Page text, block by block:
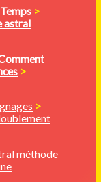
>
astral
>
>
méthode